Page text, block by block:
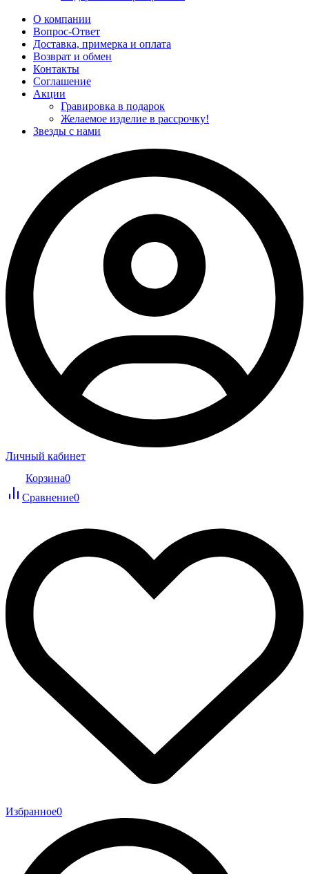
О компании
Вопрос-Ответ
Доставка, примерка и оплата
Возврат и обмен
Контакты
Соглашение
Акции
Гравировка в подарок
Желаемое изделие в рассрочку!
Звезды с нами
Личный кабинет
Корзина0
Сравнение0
Избранное0